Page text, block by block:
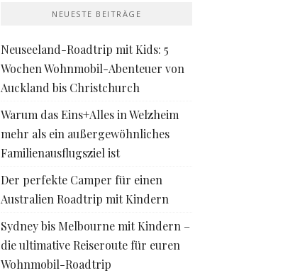
NEUESTE BEITRÄGE
Neuseeland-Roadtrip mit Kids: 5
Wochen Wohnmobil-Abenteuer von
Auckland bis Christchurch
Warum das Eins+Alles in Welzheim
mehr als ein außergewöhnliches
Familienausflugsziel ist
Der perfekte Camper für einen
Australien Roadtrip mit Kindern
Sydney bis Melbourne mit Kindern –
die ultimative Reiseroute für euren
Wohnmobil-Roadtrip